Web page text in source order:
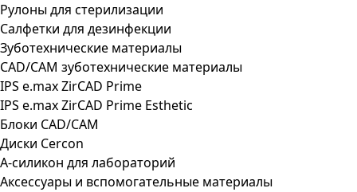
Рулоны для стерилизации
Салфетки для дезинфекции
Зуботехнические материалы
CAD/CAM зуботехнические материалы
IPS e.max ZirCAD Prime
IPS e.max ZirCAD Prime Esthetic
Блоки CAD/CAM
Диски Cercon
А-силикон для лабораторий
Аксессуары и вспомогательные материалы